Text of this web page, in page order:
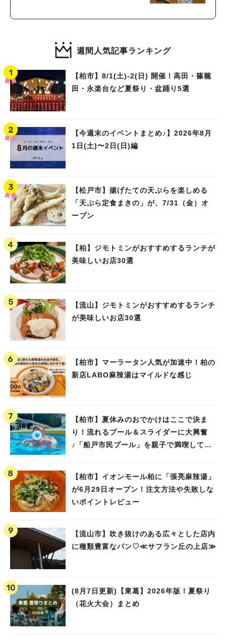
週間人気記事ランキング
【柏市】8/1(土)‐2(日) 開催！高田・篠籠
田・永楽台など夏祭り・盆踊り5選
【今週末のイベントまとめ♪】2026年8月
1日(土)〜2日(日)編
【松戸市】揚げたての天ぷらを楽しめる
「天ぷら定食まきの」が、7/31（金）オ
ープン
【柏】ジモトミンがおすすめするランチが
美味しいお店30選
【流山】ジモトミンがおすすめするランチ
が美味しいお店30選
【柏市】マーラータン人気が加速中！柏の
新店LABO麻辣湯はマイルドな感じ
【柏市】夏休みのおでかけはここで決ま
り！流れるプール＆スライダーに大興奮
♪「船戸市民プール」を親子で満喫してき
【柏市】イオンモール柏に「張亮麻辣湯」
が6月29日オープン！注文方法や失敗しな
いポイントレビュー
【流山市】吹き抜けのある広々とした店内
に種類豊富なパン♡≪サフラン丘の上店≫
(8月7日更新)【東葛】2026年版！夏祭り
（花火大会）まとめ